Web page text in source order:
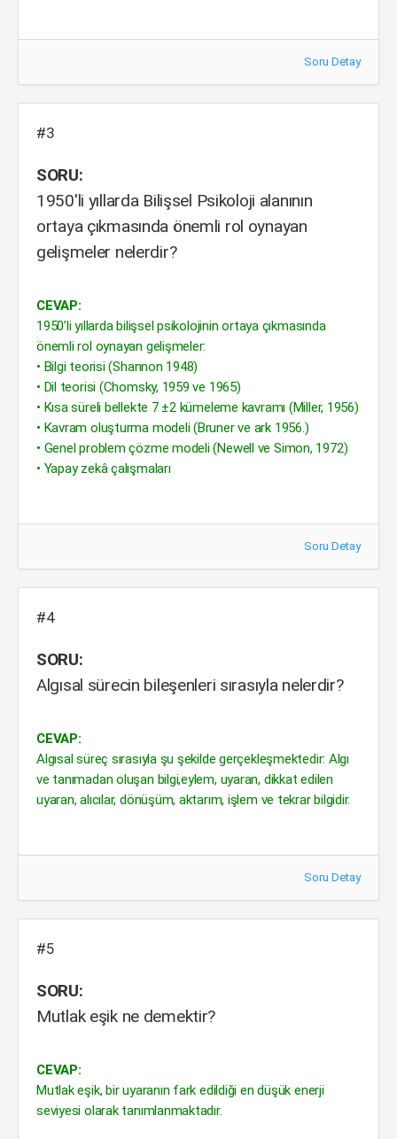
Soru Detay
#3
SORU:
1950'li yıllarda Bilişsel Psikoloji alanının
ortaya çıkmasında önemli rol oynayan
gelişmeler nelerdir?
CEVAP:
1950’li yıllarda bilişsel psikolojinin ortaya çıkmasında
önemli rol oynayan gelişmeler:
• Bilgi teorisi (Shannon 1948)
• Dil teorisi (Chomsky, 1959 ve 1965)
• Kısa süreli bellekte 7 ±2 kümeleme kavramı (Miller, 1956)
• Kavram oluşturma modeli (Bruner ve ark 1956.)
• Genel problem çözme modeli (Newell ve Simon, 1972)
• Yapay zekâ çalışmaları
Soru Detay
#4
SORU:
Algısal sürecin bileşenleri sırasıyla nelerdir?
CEVAP:
Algısal süreç sırasıyla şu şekilde gerçekleşmektedir: Algı
ve tanımadan oluşan bilgi,eylem, uyaran, dikkat edilen
uyaran, alıcılar, dönüşüm, aktarım, işlem ve tekrar bilgidir.
Soru Detay
#5
SORU:
Mutlak eşik ne demektir?
CEVAP:
Mutlak eşik, bir uyaranın fark edildiği en düşük enerji
seviyesi olarak tanımlanmaktadır.